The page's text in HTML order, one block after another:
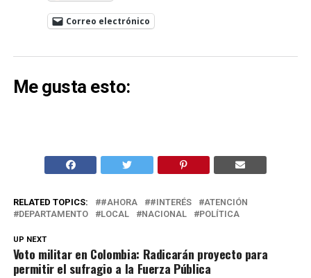
Correo electrónico
Me gusta esto:
RELATED TOPICS: #AHORA #INTERÉS
ATENCIÓN
DEPARTAMENTO
LOCAL NACIONAL POLÍTICA
UP NEXT
Voto militar en Colombia: Radicarán proyecto para
permitir el sufragio a la Fuerza Pública